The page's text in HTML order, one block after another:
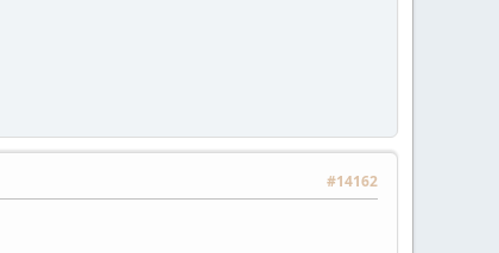
#14162